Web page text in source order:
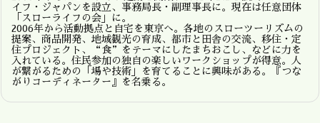
イフ・ジャパンを設立、事務局長・副理事長に。現在は任意団体
「スローライフの会」に。
2006年から活動拠点と自宅を東京へ。各地のスローツーリズムの
提案、商品開発、地域観光の育成、都市と田舎の交流、移住・定
住プロジェクト、“食”をテーマにしたまちおこし、などに力を
入れている。住民参加の独自の楽しいワークショップが得意。人
が繋がるための「場や技術」を育てることに興味がある。『つな
がりコーディネーター』を名乗る。